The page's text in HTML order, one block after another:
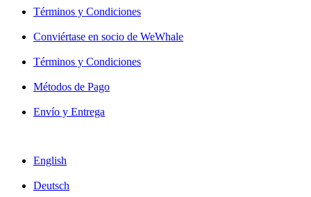
Términos y Condiciones
Conviértase en socio de WeWhale
Términos y Condiciones
Métodos de Pago
Envío y Entrega
English
Deutsch